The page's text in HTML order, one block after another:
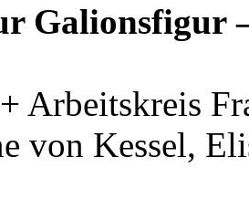
Galionsfigur
Arbeitskreis
von Kessel,